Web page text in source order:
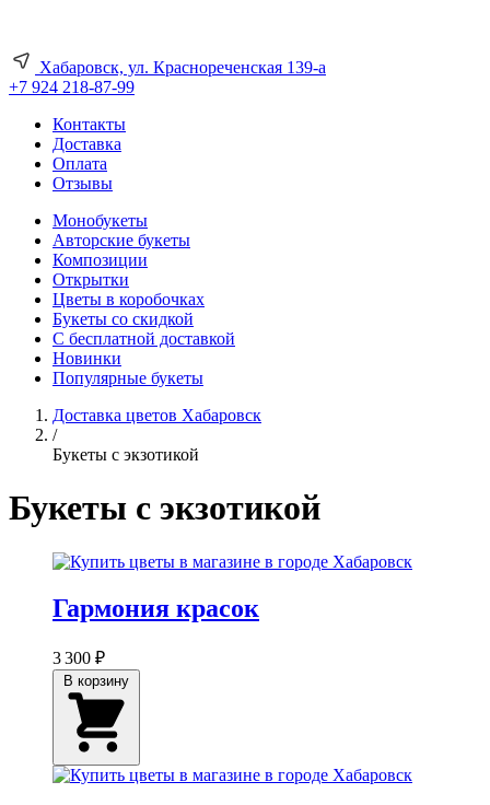
Хабаровск, ул. Краснореченская 139-а
+7 924 218-87-99
Контакты
Доставка
Оплата
Отзывы
Монобукеты
Авторские букеты
Композиции
Открытки
Цветы в коробочках
Букеты со скидкой
С бесплатной доставкой
Новинки
Популярные букеты
Доставка цветов Хабаровск
/
Букеты с экзотикой
Букеты с экзотикой
Гармония красок
3 300 ₽